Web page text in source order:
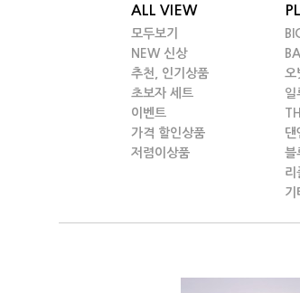
ALL VIEW
모두보기
NEW 신상
추천, 인기상품
초보자 세트
이벤트
가격 할인상품
저렴이상품
오
일
블
리
기